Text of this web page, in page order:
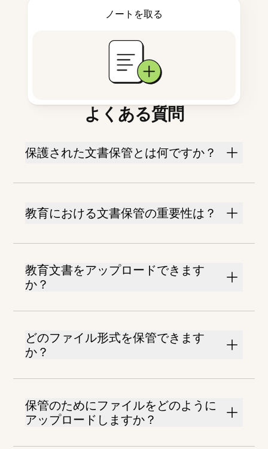
ノートを取る
よくある質問
保護された文書保管とは何ですか？
教育における文書保管の重要性は？
教育文書をアップロードできます
か？
どのファイル形式を保管できます
か？
保管のためにファイルをどのように
アップロードしますか？